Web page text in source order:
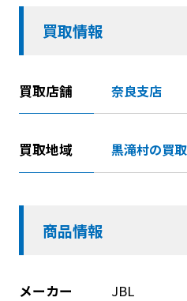
買取情報
買取店舗 奈良支店
買取地域 黒滝村の買取
商品情報
メーカー JBL